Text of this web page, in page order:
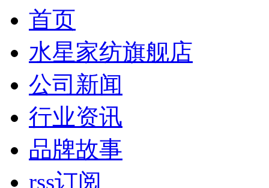
首页
水星家纺旗舰店
公司新闻
行业资讯
品牌故事
rss订阅